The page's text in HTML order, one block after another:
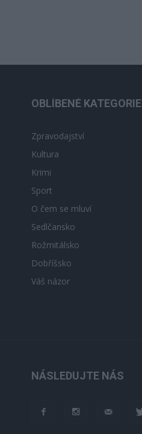
OBLÍBENÉ KATEGORIE
Zpravodajství
Kultura
Krimi
Sport
O čem se mluví
Sedlčansko
Rožmitálsko
Dobříšsko
Váš názor
NÁSLEDUJTE NÁS